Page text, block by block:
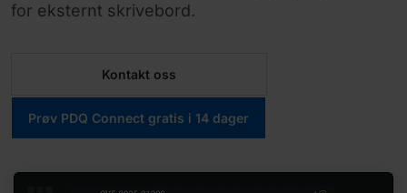
for eksternt skrivebord.
Kontakt oss
Prøv PDQ Connect gratis i 14 dager